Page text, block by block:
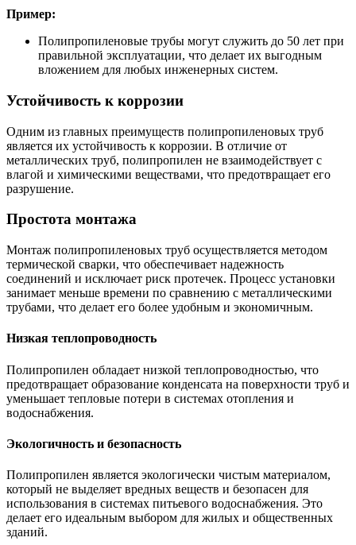
Пример:
Полипропиленовые трубы могут служить до 50 лет при
правильной эксплуатации, что делает их выгодным
вложением для любых инженерных систем.
Устойчивость к коррозии
Одним из главных преимуществ полипропиленовых труб
является их устойчивость к коррозии. В отличие от
металлических труб, полипропилен не взаимодействует с
влагой и химическими веществами, что предотвращает его
разрушение.
Простота монтажа
Монтаж полипропиленовых труб осуществляется методом
термической сварки, что обеспечивает надежность
соединений и исключает риск протечек. Процесс установки
занимает меньше времени по сравнению с металлическими
трубами, что делает его более удобным и экономичным.
Низкая теплопроводность
Полипропилен обладает низкой теплопроводностью, что
предотвращает образование конденсата на поверхности труб и
уменьшает тепловые потери в системах отопления и
водоснабжения.
Экологичность и безопасность
Полипропилен является экологически чистым материалом,
который не выделяет вредных веществ и безопасен для
использования в системах питьевого водоснабжения. Это
делает его идеальным выбором для жилых и общественных
зданий.